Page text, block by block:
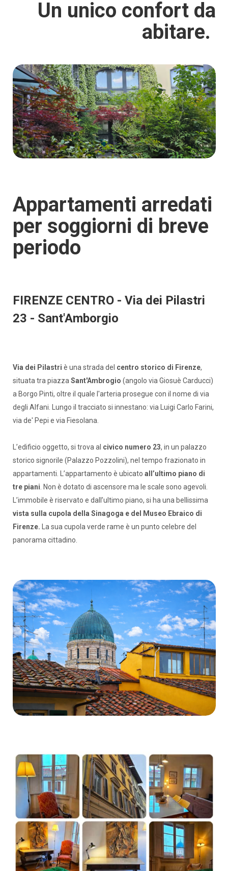
Un unico confort da
abitare.
Appartamenti arredati
per soggiorni di breve
periodo
FIRENZE CENTRO - Via dei Pilastri
23 - Sant'Amborgio
Via dei Pilastri è una strada del centro storico di Firenze,
situata tra piazza Sant'Ambrogio (angolo via Giosuè Carducci)
a Borgo Pinti, oltre il quale l'arteria prosegue con il nome di via
degli Alfani. Lungo il tracciato si innestano: via Luigi Carlo Farini,
via de' Pepi e via Fiesolana.
L’edificio oggetto, si trova al civico numero 23, in un palazzo
storico signorile (Palazzo Pozzolini), nel tempo frazionato in
appartamenti. L’appartamento è ubicato all’ultimo piano di
tre piani . Non è dotato di ascensore ma le scale sono agevoli.
L’immobile è riservato e dall’ultimo piano, si ha una bellissima
vista sulla cupola della Sinagoga e del Museo Ebraico di
Firenze. La sua cupola verde rame è un punto celebre del
panorama cittadino.